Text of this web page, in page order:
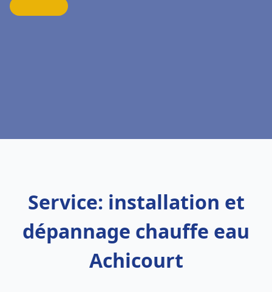
Service: installation et
dépannage chauffe eau
Achicourt